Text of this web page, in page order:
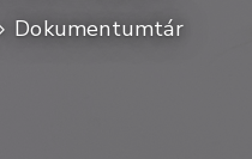
Dokumentumtár